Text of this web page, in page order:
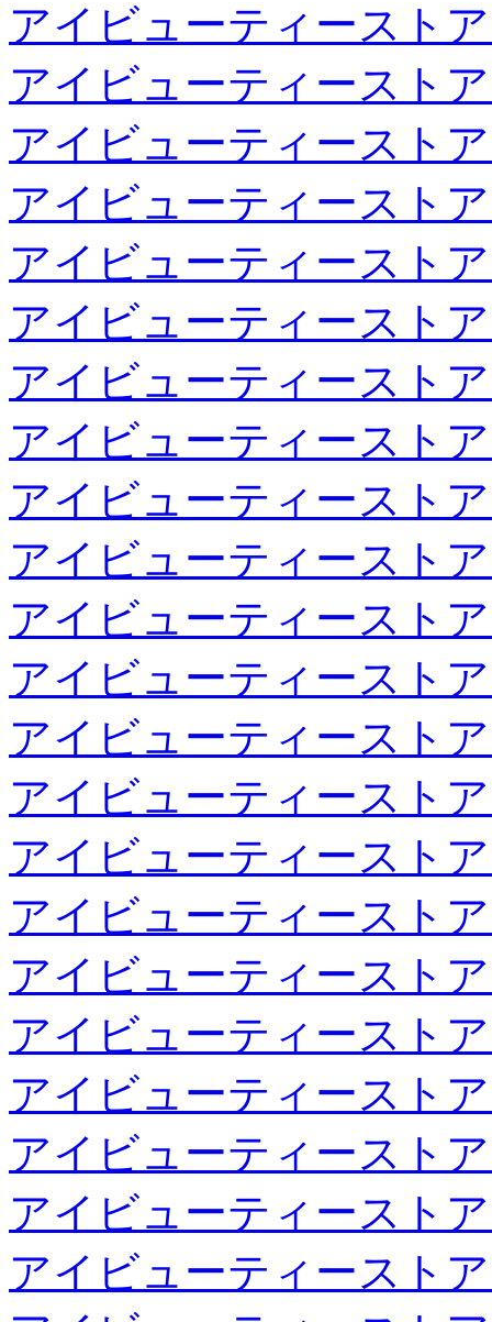
アイビューティースト
アイビューティースト
アイビューティースト
アイビューティースト
アイビューティースト
アイビューティースト
アイビューティースト
アイビューティースト
アイビューティースト
アイビューティースト
アイビューティースト
アイビューティースト
アイビューティースト
アイビューティースト
アイビューティースト
アイビューティースト
アイビューティースト
アイビューティースト
アイビューティースト
アイビューティースト
アイビューティースト
アイビューティースト